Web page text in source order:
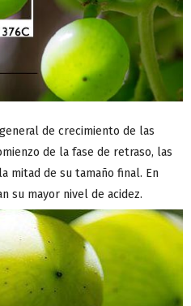
de crecimiento de las
de la fase de retraso, las
mitad de su tamaño final. En
su mayor nivel de acidez.